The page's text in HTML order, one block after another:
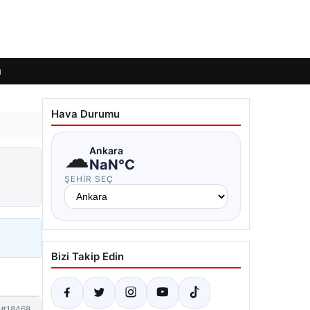
Hava Durumu
☁Ankara
NaN°C
ŞEHIR SEÇ
Bizi Takip Edin